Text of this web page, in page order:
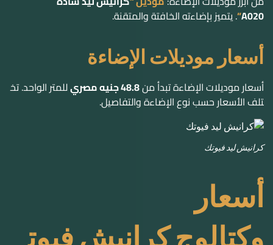
أسعار موديلات الإضاءة تبدأ من48.8 جنيه مصري
للمتر الواحد. تخ
تلف الأسعار حسب نوع الإضاءة والتفاصيل.
كرانيش ليد فيوتك
أسعار
وكتالوج كرانيش فيوت
ك